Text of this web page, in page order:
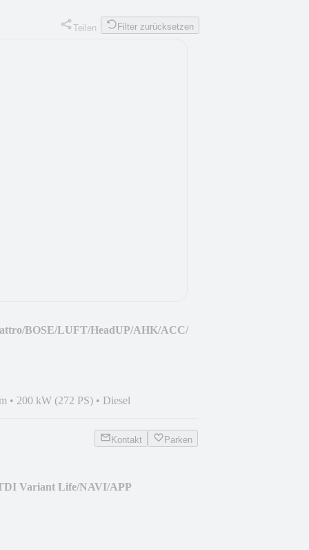
Teilen Filter zurücksetzen
BOSE/LUFT/HeadUP/AHK/ACC/
• 200 kW (272 PS) • Diesel
Kontakt Parken
Variant Life/NAVI/APP